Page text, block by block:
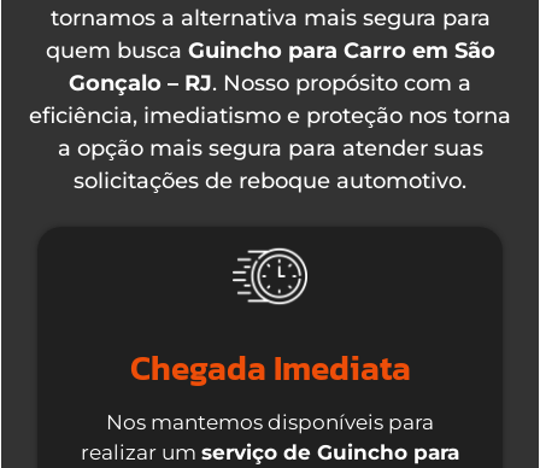
tornamos a alternativa mais segura para
quem busca Guincho para Carro em São
Gonçalo – RJ. Nosso propósito com a
eficiência, imediatismo e proteção nos torna
a opção mais segura para atender suas
solicitações de reboque automotivo.
Chegada Imediata
Nos mantemos disponíveis para
realizar um serviço de Guincho para